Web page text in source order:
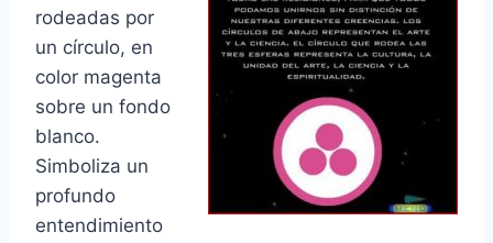
rodeadas por
un círculo, en
color magenta
sobre un fondo
blanco.
Simboliza un
profundo
entendimiento